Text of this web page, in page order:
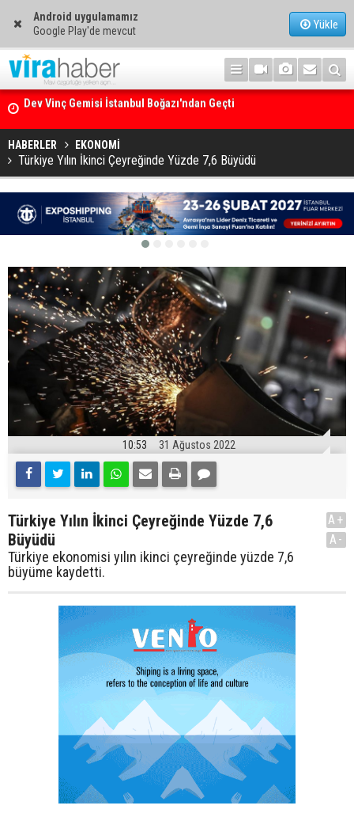
Android uygulamamız
Google Play'de mevcut
Yükle
Ege Denizi’nin En Büyük Mercan Ormanı
HABERLER EKONOMİ
Türkiye Yılın İkinci Çeyreğinde Yüzde 7,6 Büyüdü
10:53 31 Ağustos 2022
Türkiye Yılın İkinci Çeyreğinde Yüzde 7,6
Büyüdü
Türkiye ekonomisi yılın ikinci çeyreğinde yüzde 7,6
büyüme kaydetti.
A+
A-